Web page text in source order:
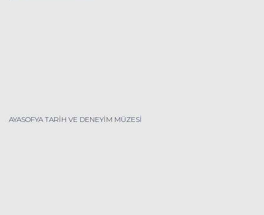
AYASOFYA TARİH VE DENEYİM MÜZESİ